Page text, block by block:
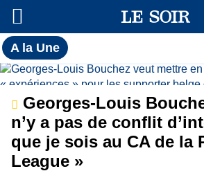
A la UneToutes
l'actualité
du Soir
A
la
Une
Georges-Louis
n’y a pas de conflit
que je sois au CA de la
League »